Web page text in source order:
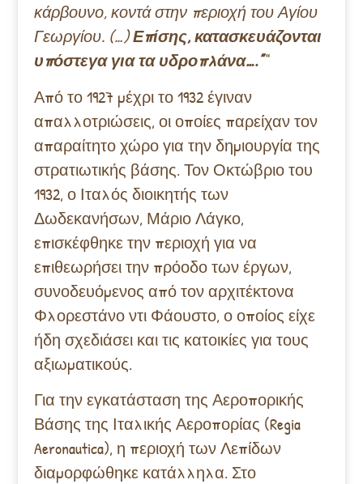
κάρβουνο, κοντά στην περιοχή του Αγίου
Γεωργίου. (…)Επίσης, κατασκευάζονται
υπόστεγα για τα υδροπλάνα….”“
Από το 1927 μέχρι το 1932 έγιναν
απαλλοτριώσεις, οι οποίες παρείχαν τον
απαραίτητο χώρο για την δημιουργία της
στρατιωτικής βάσης. Τον Οκτώβριο του
1932, ο Ιταλός διοικητής των
Δωδεκανήσων, Μάριο Λάγκο,
επισκέφθηκε την περιοχή για να
επιθεωρήσει την πρόοδο των έργων,
συνοδευόμενος από τον αρχιτέκτονα
Φλορεστάνο ντι Φάουστο, ο οποίος είχε
ήδη σχεδιάσει και τις κατοικίες για τους
αξιωματικούς.
Για την εγκατάσταση της Αεροπορικής
Βάσης της Ιταλικής Αεροπορίας (Regia
Aeronautica), η περιοχή των Λεπίδων
διαμορφώθηκε κατάλληλα. Στο